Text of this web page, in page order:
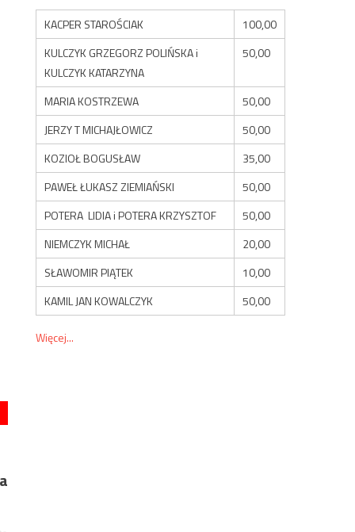
KACPER STAROŚCIAK
100,00
KULCZYK GRZEGORZ POLIŃSKA i
KULCZYK KATARZYNA
50,00
MARIA KOSTRZEWA
50,00
JERZY T MICHAJŁOWICZ
50,00
KOZIOŁ BOGUSŁAW
35,00
PAWEŁ ŁUKASZ ZIEMIAŃSKI
50,00
POTERA LIDIA i POTERA KRZYSZTOF
50,00
NIEMCZYK MICHAŁ
20,00
SŁAWOMIR PIĄTEK
10,00
KAMIL JAN KOWALCZYK
50,00
Więcej...